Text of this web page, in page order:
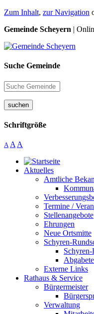
Zum Inhalt, zur Navigation
Gemeinde Scheyern |
Suche Gemeinde
suchen
Schriftgröße
A A A
Aktuelles
Amtliche
Termine /
Stellenangebote
Ehrungen
Neue Ortsmitte
Schyren-
Externe Links
Rathaus & Service
Bürgermeister
Verwaltung